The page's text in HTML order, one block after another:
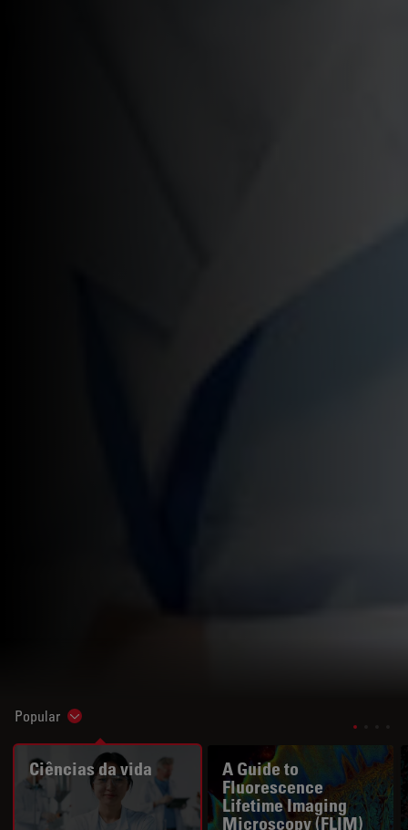
Popular Show subnavigation
Ciências da vida
A Guide to
Fluorescence
Lifetime Imaging
Microscopy (FLIM)